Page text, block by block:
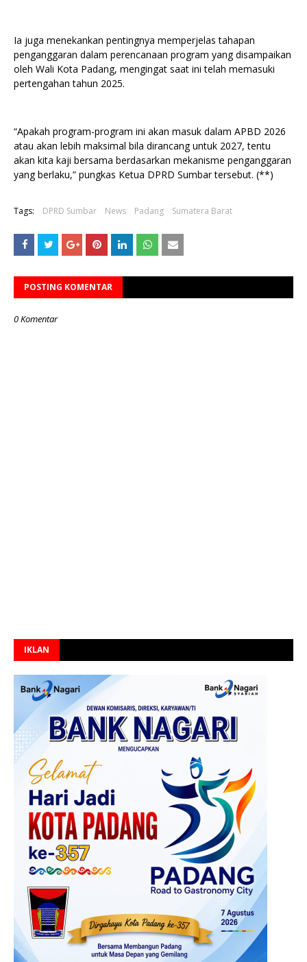
Ia juga menekankan pentingnya memperjelas tahapan
penganggaran dalam perencanaan program yang disampaikan
oleh Wali Kota Padang, mengingat saat ini telah memasuki
pertengahan tahun 2025.
“Apakah program-program ini akan masuk dalam APBD 2026
atau akan lebih maksimal bila dirancang untuk 2027, tentu
akan kita kaji bersama berdasarkan mekanisme penganggaran
yang berlaku,” pungkas Ketua DPRD Sumbar tersebut. (**)
Tags: DPRD Sumbar News Padang Sumatera Barat
POSTING KOMENTAR
0 Komentar
IKLAN